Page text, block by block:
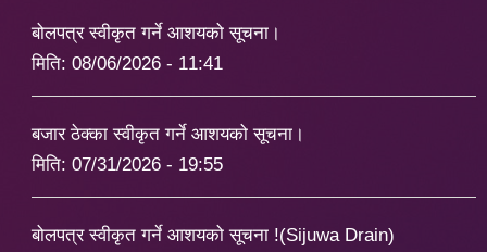
बोलपत्र स्वीकृत गर्ने आशयको सूचना।
मिति: 08/06/2026 - 11:41
बजार ठेक्का स्वीकृत गर्ने आशयको सूचना।
मिति: 07/31/2026 - 19:55
बोलपत्र स्वीकृत गर्ने आशयको सूचना !(Sijuwa Drain)